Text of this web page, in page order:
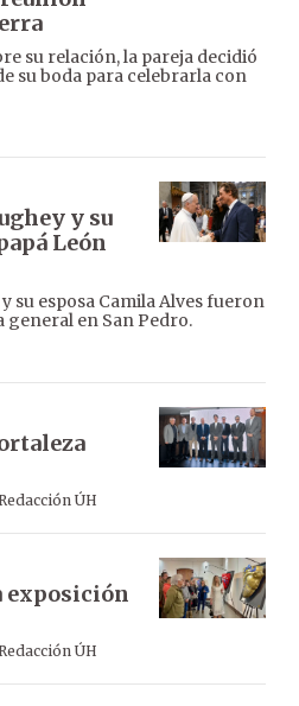
su relación, la pareja decidió
su boda para celebrarla con
y su
León
su esposa Camila Alves fueron
general en San Pedro.
ÚH
exposición
ÚH